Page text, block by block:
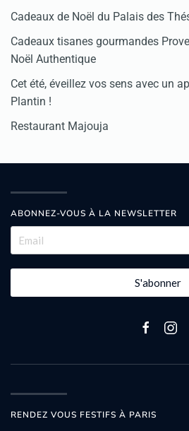
Cadeaux de Noël du Palais des
Cadeaux tisanes gourmandes
Noël Authentique
Cet été, éveillez vos sens avec un
Plantin !
Restaurant Majouja
ABONNEZ-VOUS À LA NEWSLETTER
S'abonner
RENDEZ VOUS FESTIFS À PARIS